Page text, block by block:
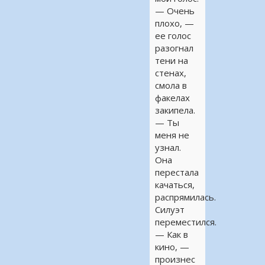
— Очень
плохо, —
ее голос
разогнал
тени на
стенах,
смола в
факелах
закипела.
— Ты
меня не
узнал.
Она
перестала
качаться,
распрямилась.
Силуэт
переместился.
— Как в
кино, —
произнес